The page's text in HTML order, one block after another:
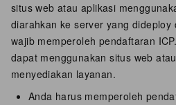
situs web atau aplikasi
diarahkan ke server yang dideploy
wajib memperoleh pendaftaran
dapat menggunakan situs web
menyediakan layanan.
Anda harus memperoleh